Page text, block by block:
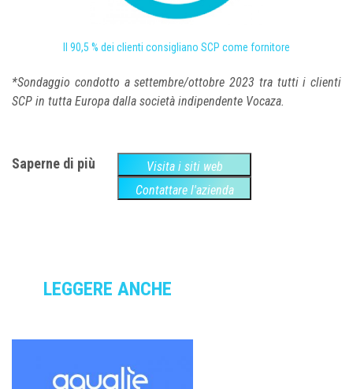
Il 90,5 % dei clienti consigliano SCP come fornitore
*Sondaggio condotto a settembre/ottobre 2023 tra tutti i clienti
SCP in tutta Europa dalla società indipendente Vocaza.
Saperne di più
Visita i siti web
Contattare l'azienda
LEGGERE ANCHE